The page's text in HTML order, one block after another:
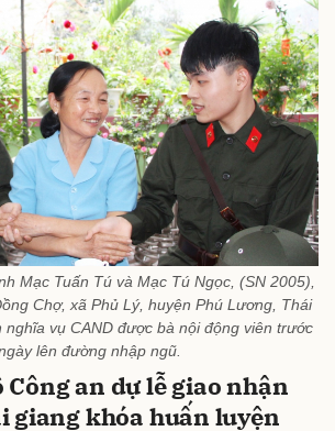
Mạc Tuấn Tú và Mạc Tú Ngọc, (SN 2005),
Chợ, xã Phủ Lý, huyện Phú Lương, Thái
nghĩa vụ CAND được bà nội động viên trước
lên đường nhập ngũ.
Công an dự lễ giao nhận
giang khóa huấn luyện